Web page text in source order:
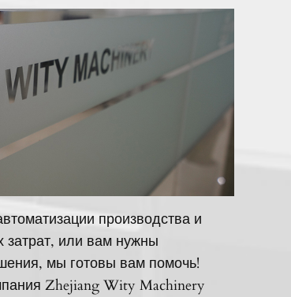
производства и
затрат, или вам нужны
мы готовы вам помочь!
Zhejiang Wity Machinery